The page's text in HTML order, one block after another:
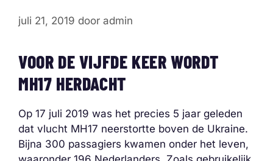
juli 21, 2019 door admin
VOOR DE VIJFDE KEER WORDT
MH17 HERDACHT
Op 17 juli 2019 was het precies 5 jaar geleden
dat vlucht MH17 neerstortte boven de Ukraine.
Bijna 300 passagiers kwamen onder het leven,